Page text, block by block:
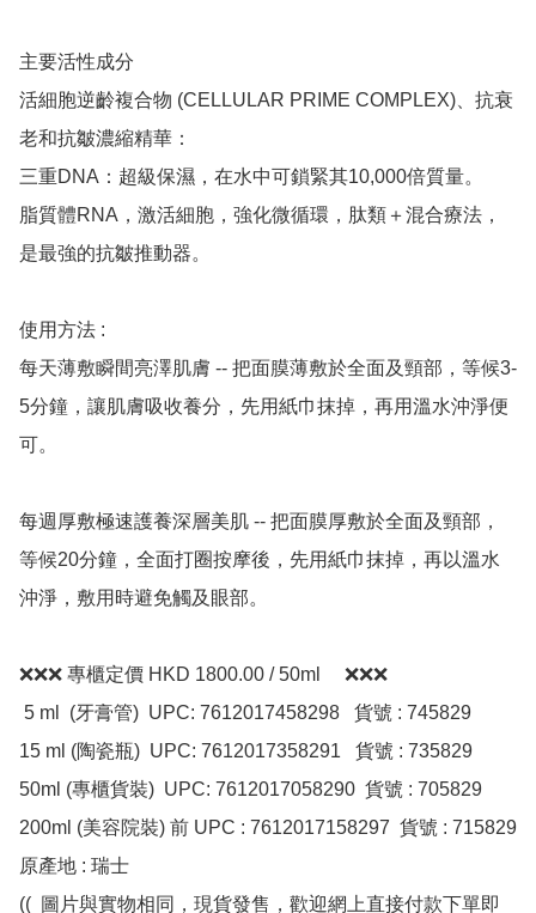
主要活性成分
活細胞逆齡複合物 (CELLULAR PRIME COMPLEX)、抗衰
老和抗皺濃縮精華：
三重DNA：超級保濕，在水中可鎖緊其10,000倍質量。
脂質體RNA，激活細胞，強化微循環，肽類＋混合療法，
是最強的抗皺推動器。
使用方法 :
每天薄敷瞬間亮澤肌膚 -- 把面膜薄敷於全面及頸部，等候3-
5分鐘，讓肌膚吸收養分，先用紙巾抹掉，再用溫水沖淨便
可。
每週厚敷極速護養深層美肌 -- 把面膜厚敷於全面及頸部，
等候20分鐘，全面打圈按摩後，先用紙巾抹掉，再以溫水
沖淨，敷用時避免觸及眼部。
❌❌❌ 專櫃定價 HKD 1800.00 / 50ml     ❌❌❌
15 ml (陶瓷瓶)  UPC: 7612017358291   貨號 : 735829
50ml (專櫃貨裝)  UPC: 7612017058290  貨號 : 705829
200ml (美容院裝) 前 UPC : 7612017158297  貨號 : 715829
原產地 : 瑞士
((  圖片與實物相同，現貨發售，歡迎網上直接付款下單即